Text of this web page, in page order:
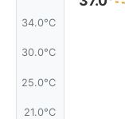
34.0°C
30.0°C
25.0°C
21.0°C